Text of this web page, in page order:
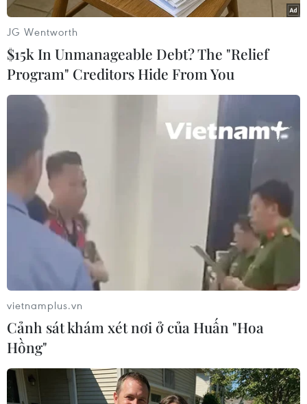
#Sản lượng công nghiệp
#Nhà làm luật Nhật Bản
Theo dõi VietnamPlus
TIN LIÊN QUAN
JG Wentworth
$15k In Unmanageable Debt? The "Relief
Program" Creditors Hide From You
vietnamplus.vn
Cảnh sát khám xét nơi ở của Huấn "Hoa
Hồng"